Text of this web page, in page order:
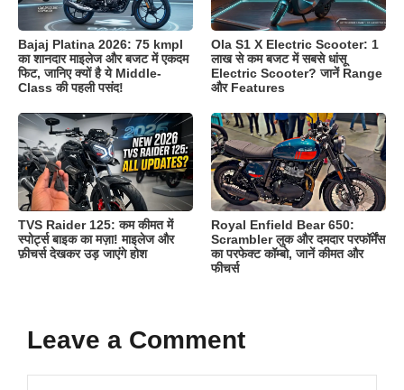
Bajaj Platina 2026: 75 kmpl
का शानदार माइलेज और बजट में एकदम
फिट, जानिए क्यों है ये Middle-
Class की पहली पसंद!
Ola S1 X Electric Scooter: 1
लाख से कम बजट में सबसे धांसू
Electric Scooter? जानें Range
और Features
TVS Raider 125: कम कीमत में
स्पोर्ट्स बाइक का मज़ा! माइलेज और
फ़ीचर्स देखकर उड़ जाएंगे होश
Royal Enfield Bear 650:
Scrambler लुक और दमदार परफॉर्मेंस
का परफेक्ट कॉम्बो, जानें कीमत और
फीचर्स
Leave a Comment